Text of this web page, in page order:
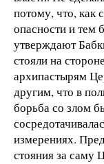
потому, что, как
опасности и тем
утверждают
стояли на
архипастырям
другим, что в
борьба со злом
измерениях.
стояния за саму